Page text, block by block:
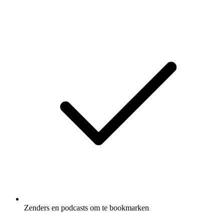
Zenders en podcasts om te bookmarken